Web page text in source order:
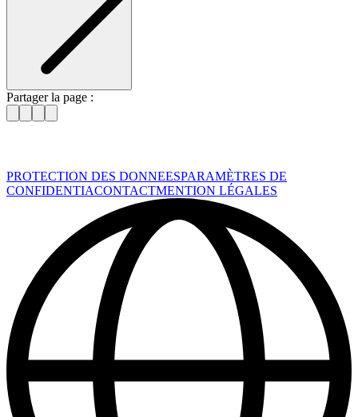
Partager la page :
PROTECTION DES DONNEESPARAMÈTRES DE
CONFIDENTIACONTACTMENTION LÉGALES